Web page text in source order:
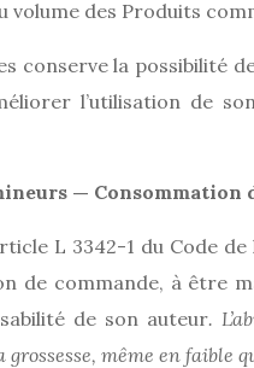
volume des Produits
conserve la
l’utilisation de
— Consommation
L 3342-1 du Code
de commande, à être
de son auteur.
même en faible